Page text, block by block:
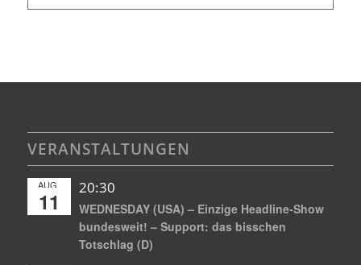
VERANSTALTUNGEN
AUG.
11
20:30
WEDNESDAY (USA) – Einzige Headline-Show
bundesweit! – Support: das bisschen
Totschlag (D)